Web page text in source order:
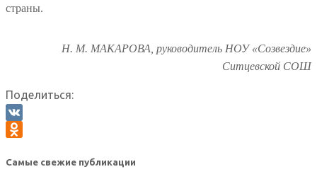
страны.
Н. М. МАКАРОВА, руководитель НОУ «Созвездие»
Ситцевской СОШ
Поделиться:
VK
Самые свежие публикации